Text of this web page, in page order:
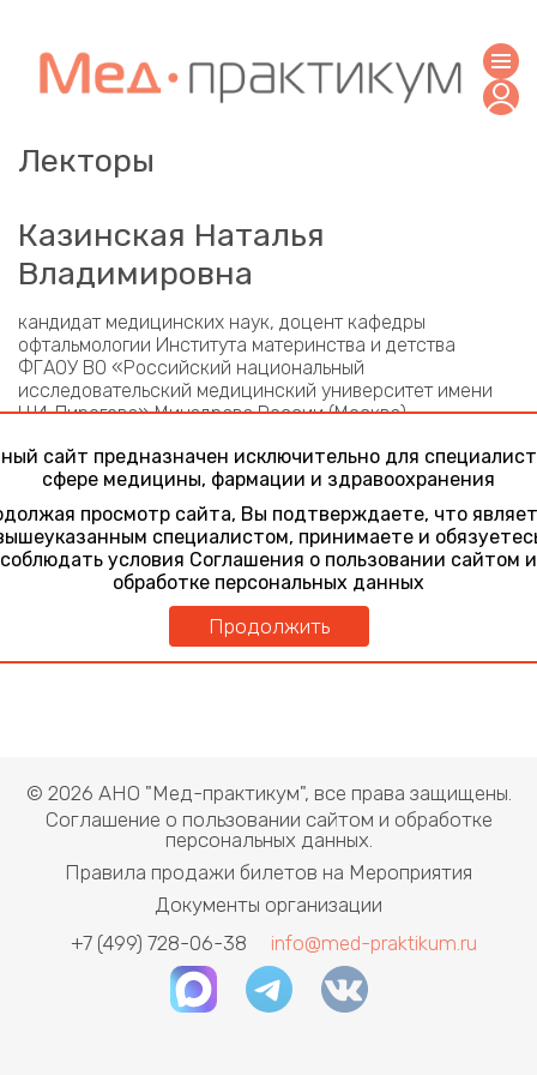
Лекторы
Казинская Наталья
Владимировна
кандидат медицинских наук, доцент кафедры
офтальмологии Института материнства и детства
ФГАОУ ВО «Российский национальный
исследовательский медицинский университет имени
Н.И. Пирогова» Минздрава России (Москва)
Участие в конференциях
Офтальмопедиатрия
28 ноября 2025
Методы консервативного лечения косоглазия у детей
28 ноября 2025
Методы консервативного лечения косоглазия у детей
© 2026 АНО "Мед-практикум", все права защищены.
Соглашение о пользовании сайтом и обработке
персональных данных.
Правила продажи билетов на Мероприятия
Документы организации
+7 (499) 728-06-38
info@med-praktikum.ru
сайт предназначен исключительно для
сфере медицины, фармации и здравоохранения
просмотр сайта, Вы подтверждаете, что
специалистом, принимаете и
соблюдать условия Соглашения о пользовании сайтом и
обработке персональных данных
Продолжить